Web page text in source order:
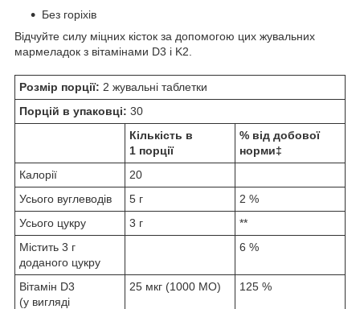
Без горіхів
Відчуйте силу міцних кісток за допомогою цих жувальних
мармеладок з вітамінами D3 і K2.
Розмір порції: 2 жувальні таблетки
Порцій в упаковці: 30
Кількість в
1 порції
% від добової
норми‡
Калорії
20
Усього вуглеводів
5 г
2 %
Усього цукру
3 г
**
Містить 3 г
доданого цукру
6 %
Вітамін D3
(у вигляді
25 мкг (1000 МО) 125 %